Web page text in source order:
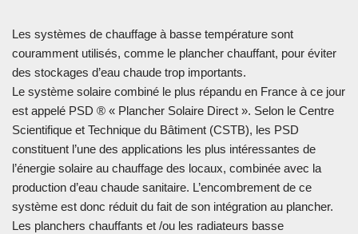
Les systèmes de chauffage à basse température sont
couramment utilisés, comme le plancher chauffant, pour éviter
des stockages d’eau chaude trop importants.
Le système solaire combiné le plus répandu en France à ce jour
est appelé PSD ® « Plancher Solaire Direct ». Selon le Centre
Scientifique et Technique du Bâtiment (CSTB), les PSD
constituent l’une des applications les plus intéressantes de
l’énergie solaire au chauffage des locaux, combinée avec la
production d’eau chaude sanitaire. L’encombrement de ce
système est donc réduit du fait de son intégration au plancher.
Les planchers chauffants et /ou les radiateurs basse